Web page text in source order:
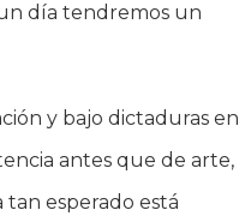
día tendremos un
y bajo dictaduras en
antes que de arte,
esperado está